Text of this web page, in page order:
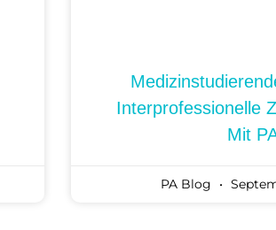
Interprofessionelle
Mit
PA Blog